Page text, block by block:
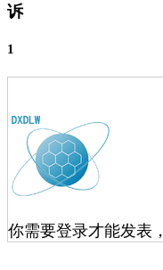
诉
1
你需要登录才能发表，